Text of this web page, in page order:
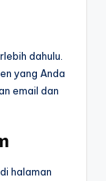
dahulu.
yang Anda
email dan
halaman